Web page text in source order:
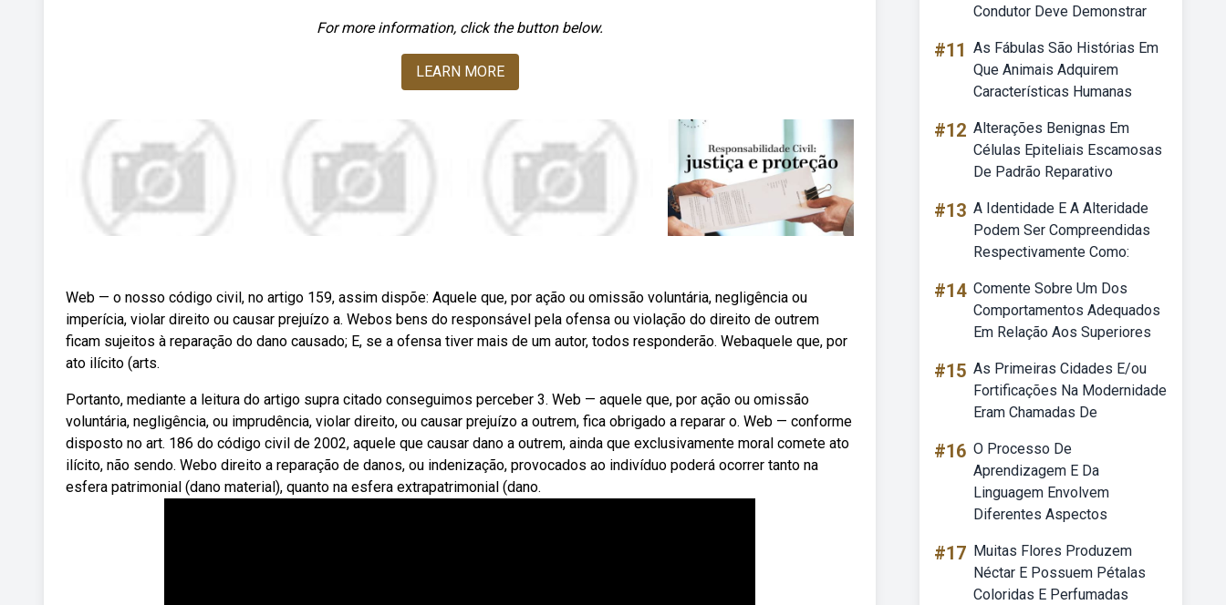
For more information, click the button below.
LEARN MORE
Web — o nosso código civil, no artigo 159, assim dispõe: Aquele que, por ação ou omissão voluntária, negligência ou
imperícia, violar direito ou causar prejuízo a. Webos bens do responsável pela ofensa ou violação do direito de outrem
ficam sujeitos à reparação do dano causado; E, se a ofensa tiver mais de um autor, todos responderão. Webaquele que, por
ato ilícito (arts.
Portanto, mediante a leitura do artigo supra citado conseguimos perceber 3. Web — aquele que, por ação ou omissão
voluntária, negligência, ou imprudência, violar direito, ou causar prejuízo a outrem, fica obrigado a reparar o. Web — conforme
disposto no art. 186 do código civil de 2002, aquele que causar dano a outrem, ainda que exclusivamente moral comete ato
ilícito, não sendo. Webo direito a reparação de danos, ou indenização, provocados ao indivíduo poderá ocorrer tanto na
esfera patrimonial (dano material), quanto na esfera extrapatrimonial (dano.
Condutor Deve Demonstrar
#11 As Fábulas São Histórias Em
Que Animais Adquirem
Características Humanas
#12 Alterações Benignas Em
Células Epiteliais Escamosas
De Padrão Reparativo
#13 A Identidade E A Alteridade
Podem Ser Compreendidas
Respectivamente Como:
#14 Comente Sobre Um Dos
Comportamentos Adequados
Em Relação Aos Superiores
#15 As Primeiras Cidades E/ou
Fortificações Na Modernidade
Eram Chamadas De
#16 O Processo De
Aprendizagem E Da
Linguagem Envolvem
Diferentes Aspectos
#17 Muitas Flores Produzem
Néctar E Possuem Pétalas
Coloridas E Perfumadas